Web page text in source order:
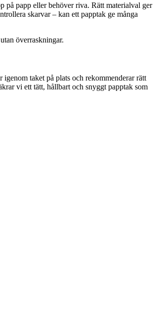
på papp eller behöver riva. Rätt materialval ger
skarvar – kan ett papptak ge många
överraskningar.
taket på plats och rekommenderar rätt
vi ett tätt, hållbart och snyggt papptak som